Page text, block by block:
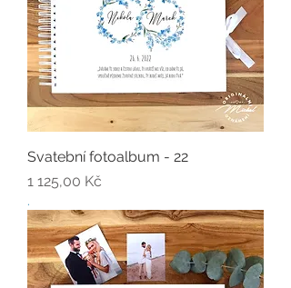
Svatební fotoalbum - 22
Cena
1 125,00 Kč
.